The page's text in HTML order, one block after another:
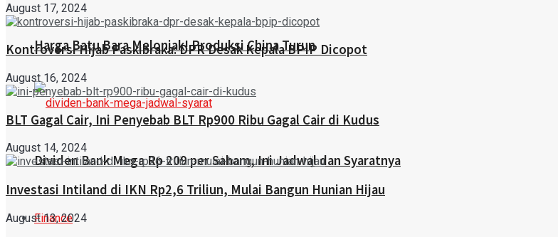
Harga Batu Bara Melonjak! Produksi China Turun
Dividen Bank Mega Rp 209 per Saham, Ini Jadwal dan Syaratnya
Finance
August 17, 2024
Kontroversi Hijab Paskibraka: DPR Desak Kepala BPIP Dicopot
August 16, 2024
BLT Gagal Cair, Ini Penyebab BLT Rp900 Ribu Gagal Cair di Kudus
August 14, 2024
Investasi Intiland di IKN Rp2,6 Triliun, Mulai Bangun Hunian Hijau
August 13, 2024